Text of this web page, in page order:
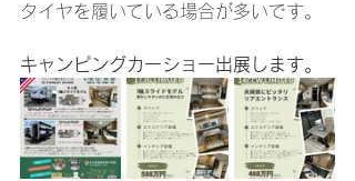
タイヤを履いている場合が多いです。
キャンピングカーショー出展します。